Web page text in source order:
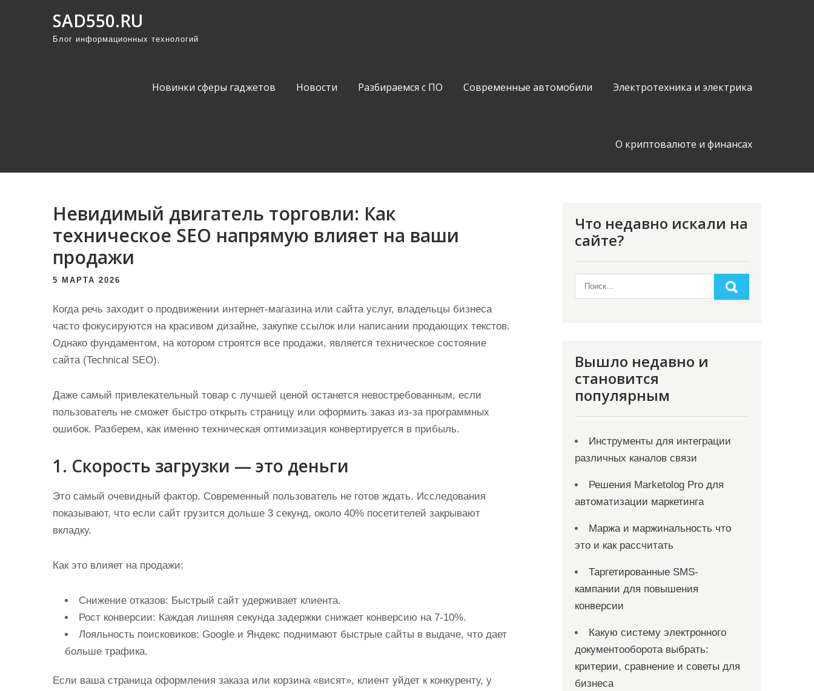
SAD550.RU
Блог информационных технологий
Новинки сферы гаджетов Новости Разбираемся с ПО Современные автомобили Электротехника и электрика
О криптовалюте и финансах
Невидимый двигатель торговли: Как
техническое SEO напрямую влияет на ваши
продажи
5 МАРТА 2026
Когда речь заходит о продвижении интернет-магазина или сайта услуг, владельцы бизнеса
часто фокусируются на красивом дизайне, закупке ссылок или написании продающих текстов.
Однако фундаментом, на котором строятся все продажи, является техническое состояние
сайта (Technical SEO).
Даже самый привлекательный товар с лучшей ценой останется невостребованным, если
пользователь не сможет быстро открыть страницу или оформить заказ из-за программных
ошибок. Разберем, как именно техническая оптимизация конвертируется в прибыль.
1. Скорость загрузки — это деньги
Это самый очевидный фактор. Современный пользователь не готов ждать. Исследования
показывают, что если сайт грузится дольше 3 секунд, около 40% посетителей закрывают
вкладку.
Как это влияет на продажи:
Снижение отказов: Быстрый сайт удерживает клиента.
Рост конверсии: Каждая лишняя секунда задержки снижает конверсию на 7-10%.
Лояльность поисковиков: Google и Яндекс поднимают быстрые сайты в выдаче, что дает
больше трафика.
Если ваша страница оформления заказа или корзина «висят», клиент уйдет к конкуренту, у
Что недавно искали на
сайте?
Вышло недавно и
становится
популярным
Инструменты для интеграции
различных каналов связи
Решения Marketolog Pro для
автоматизации маркетинга
Маржа и маржинальность что
это и как рассчитать
Таргетированные SMS-
кампании для повышения
конверсии
Какую систему электронного
документооборота выбрать:
критерии, сравнение и советы для
бизнеса